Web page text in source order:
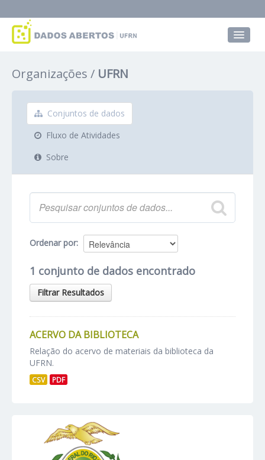
Grupos
Sobre
Organizações UFRN
Conjuntos de dados
Fluxo de Atividades
Sobre
Ordenar por
1 conjunto de dados encontrado
Filtrar Resultados
ACERVO DA BIBLIOTECA
Relação do acervo de materiais da biblioteca da
UFRN.
CSV PDF